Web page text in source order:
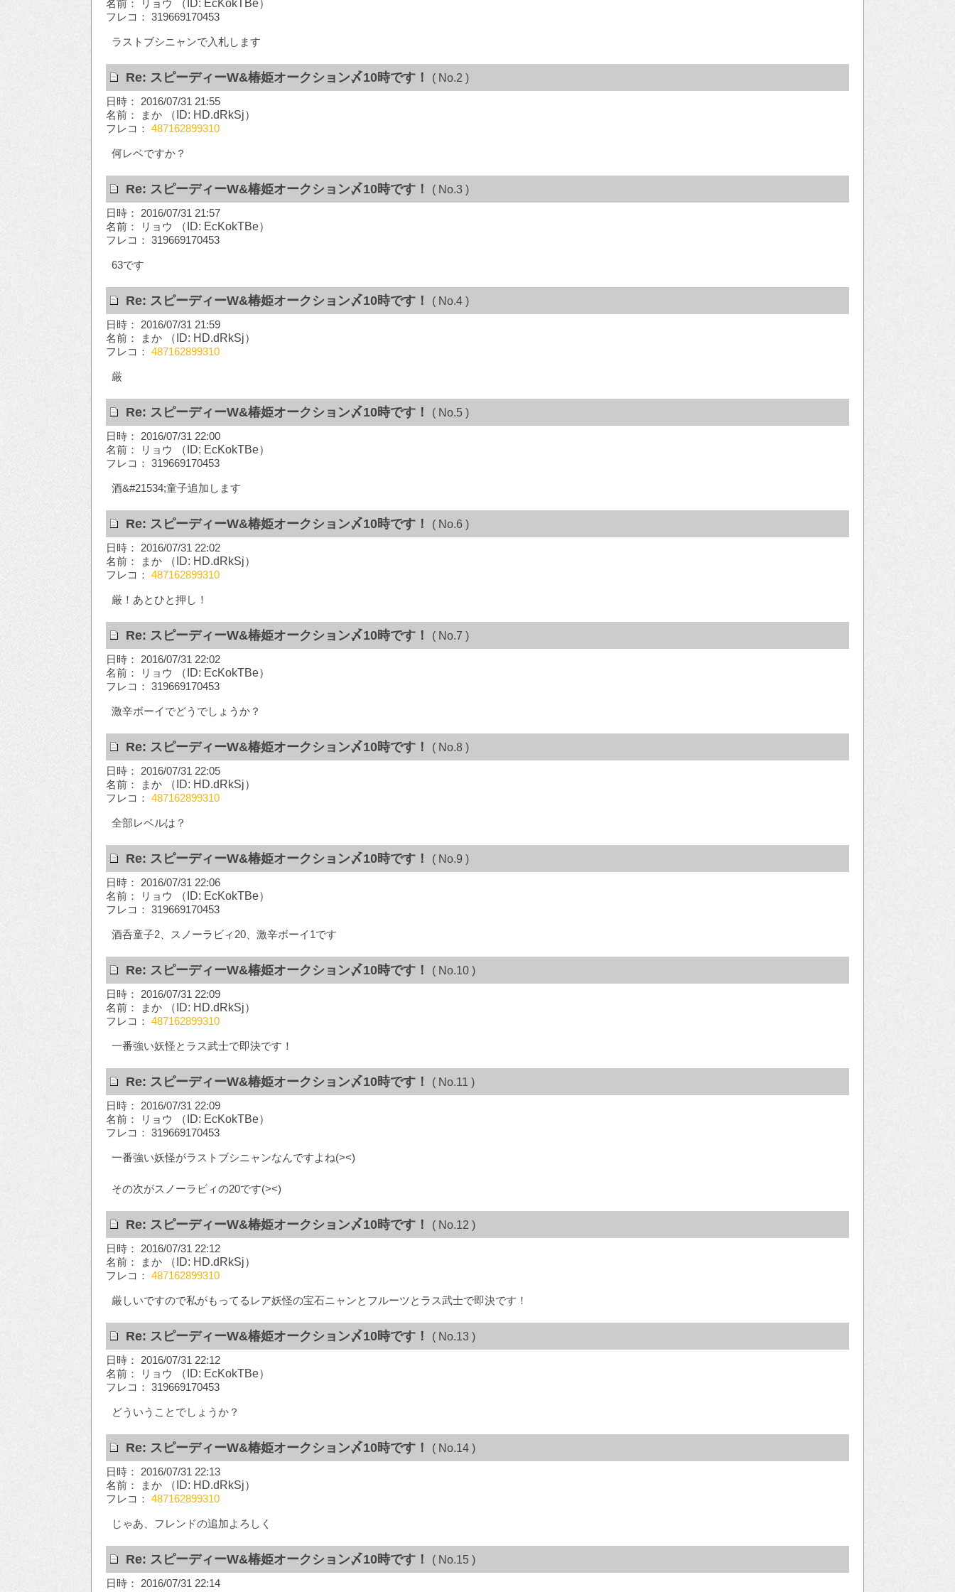
名前： リョウ
（ID: EcKokTBe）
フレコ： 319669170453
ラストブシニャンで入札します
Re: スピーディーW&椿姫オークション〆10時です！
( No.2 )
日時： 2016/07/31 21:55
名前： まか
（ID: HD.dRkSj）
フレコ： 487162899310
何レベですか？
Re: スピーディーW&椿姫オークション〆10時です！
( No.3 )
日時： 2016/07/31 21:57
名前： リョウ
（ID: EcKokTBe）
フレコ： 319669170453
63です
Re: スピーディーW&椿姫オークション〆10時です！
( No.4 )
日時： 2016/07/31 21:59
名前： まか
（ID: HD.dRkSj）
フレコ： 487162899310
厳
Re: スピーディーW&椿姫オークション〆10時です！
( No.5 )
日時： 2016/07/31 22:00
名前： リョウ
（ID: EcKokTBe）
フレコ： 319669170453
酒&#21534;童子追加します
Re: スピーディーW&椿姫オークション〆10時です！
( No.6 )
日時： 2016/07/31 22:02
名前： まか
（ID: HD.dRkSj）
フレコ： 487162899310
厳！あとひと押し！
Re: スピーディーW&椿姫オークション〆10時です！
( No.7 )
日時： 2016/07/31 22:02
名前： リョウ
（ID: EcKokTBe）
フレコ： 319669170453
激辛ボーイでどうでしょうか？
Re: スピーディーW&椿姫オークション〆10時です！
( No.8 )
日時： 2016/07/31 22:05
名前： まか
（ID: HD.dRkSj）
フレコ： 487162899310
全部レベルは？
Re: スピーディーW&椿姫オークション〆10時です！
( No.9 )
日時： 2016/07/31 22:06
名前： リョウ
（ID: EcKokTBe）
フレコ： 319669170453
酒呑童子2、スノーラビィ20、激辛ボーイ1です
Re: スピーディーW&椿姫オークション〆10時です！
( No.10 )
日時： 2016/07/31 22:09
名前： まか
（ID: HD.dRkSj）
フレコ： 487162899310
一番強い妖怪とラス武士で即決です！
Re: スピーディーW&椿姫オークション〆10時です！
( No.11 )
日時： 2016/07/31 22:09
名前： リョウ
（ID: EcKokTBe）
フレコ： 319669170453
一番強い妖怪がラストブシニャンなんですよね(><)
その次がスノーラビィの20です(><)
Re: スピーディーW&椿姫オークション〆10時です！
( No.12 )
日時： 2016/07/31 22:12
名前： まか
（ID: HD.dRkSj）
フレコ： 487162899310
厳しいですので私がもってるレア妖怪の宝石ニャンとフルーツとラス武士で即決です！
Re: スピーディーW&椿姫オークション〆10時です！
( No.13 )
日時： 2016/07/31 22:12
名前： リョウ
（ID: EcKokTBe）
フレコ： 319669170453
どういうことでしょうか？
Re: スピーディーW&椿姫オークション〆10時です！
( No.14 )
日時： 2016/07/31 22:13
名前： まか
（ID: HD.dRkSj）
フレコ： 487162899310
じゃあ、フレンドの追加よろしく
Re: スピーディーW&椿姫オークション〆10時です！
( No.15 )
日時： 2016/07/31 22:14